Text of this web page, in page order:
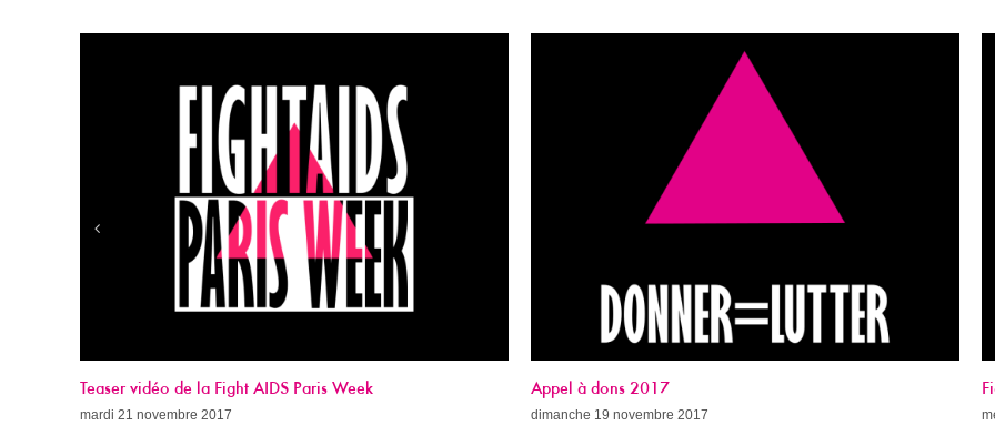
Appel à dons 2017
dimanche 19 novembre 2017
Fight AIDS Paris Week (avec le programme !)
mercredi 8 novembre 2017